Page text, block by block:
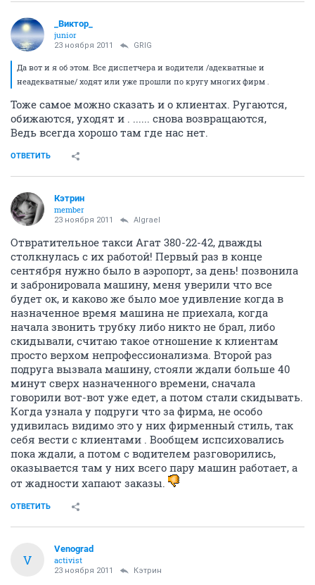
_Виктор_
juniоr
23 ноября 2011 GRIG
Да вот и я об этом. Все диспетчера и водители /адекватные и
неадекватные/ ходят или уже прошли по кругу многих фирм .
Тоже самое можно сказать и о клиентах. Ругаются,
обижаются, уходят и . ...... снова возвращаются,
Ведь всегда хорошо там где нас нет.
ОТВЕТИТЬ
Кэтрин
member
23 ноября 2011 Algrael
Отвратительное такси Агат 380-22-42, дважды
столкнулась с их работой! Первый раз в конце
сентября нужно было в аэропорт, за день! позвонила
и забронировала машину, меня уверили что все
будет ок, и каково же было мое удивление когда в
назначенное время машина не приехала, когда
начала звонить трубку либо никто не брал, либо
скидывали, считаю такое отношение к клиентам
просто верхом непрофессионализма. Второй раз
подруга вызвала машину, стояли ждали больше 40
минут сверх назначенного времени, сначала
говорили вот-вот уже едет, а потом стали скидывать.
Когда узнала у подруги что за фирма, не особо
удивилась видимо это у них фирменный стиль, так
себя вести с клиентами . Вообщем испсиховались
пока ждали, а потом с водителем разговорились,
оказывается там у них всего пару машин работает, а
от жадности хапают заказы.
ОТВЕТИТЬ
V
Venograd
activist
23 ноября 2011 Кэтрин